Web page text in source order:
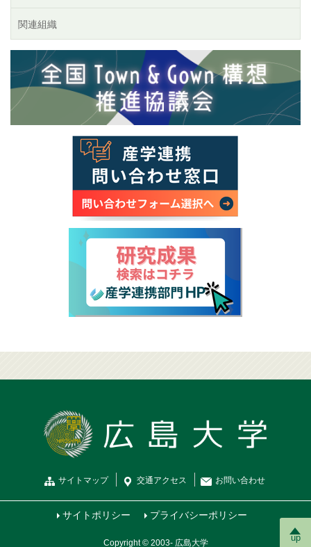
関連組織
up
サイトマップ 交通アクセス お問い合わせ
サイトポリシー プライバシーポリシー
Copyright © 2003- 広島大学